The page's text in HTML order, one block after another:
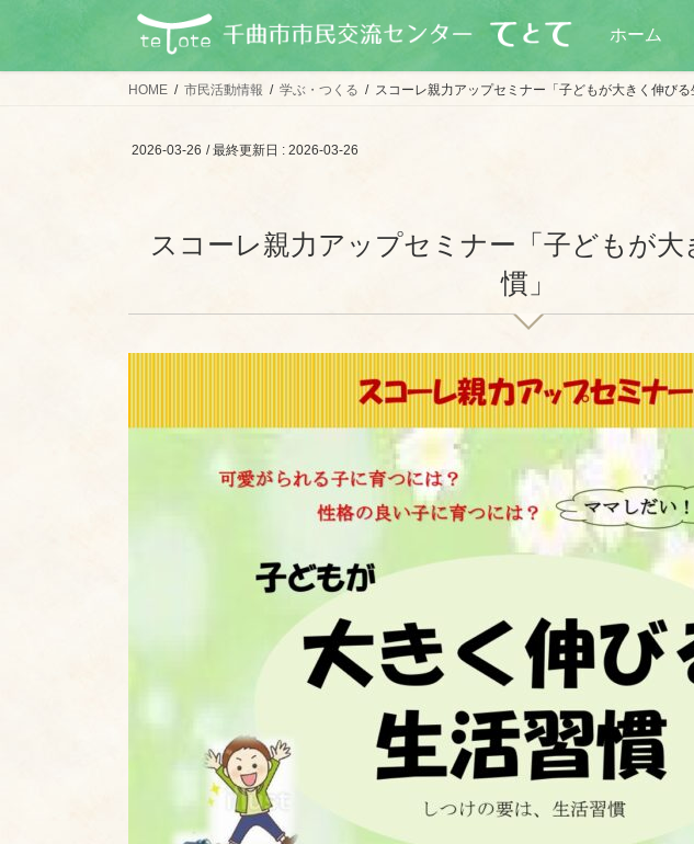
ホーム
HOME 市民活動情報 学ぶ・つくる スコーレ親力アップセミナー「子どもが大きく伸びる
2026-03-26 / 最終更新日 : 2026-03-26
スコーレ親力アップセミナー「子どもが大
慣」